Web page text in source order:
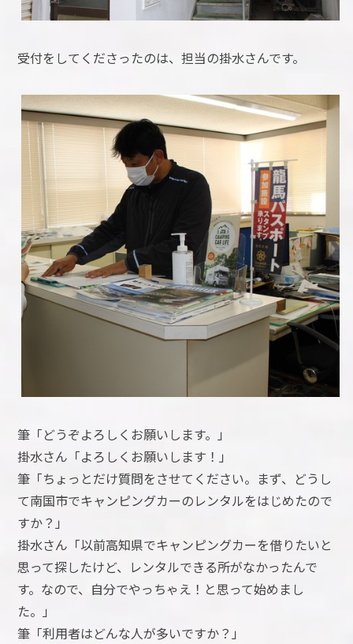
受付をしてくださったのは、担当の掛水さんです。
筆「どうぞよろしくお願いします。」
掛水さん「よろしくお願いします！」
筆「ちょっとだけ質問をさせてください。まず、どうし
て南国市でキャンピングカーのレンタルをはじめたので
すか？」
掛水さん「以前高知県でキャンピングカーを借りたいと
思って探したけど、レンタルできる所がなかったんで
す。なので、自分でやっちゃえ！と思って始めまし
た。」
筆「利用者はどんな人が多いですか？」